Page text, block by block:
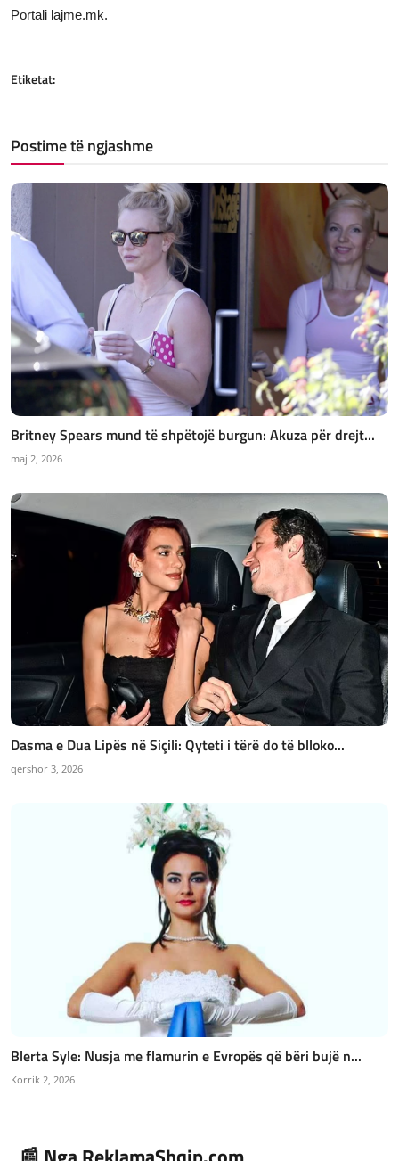
Portali lajme.mk.
Etiketat:
Postime të ngjashme
Britney Spears mund të shpëtojë burgun: Akuza për drejt...
maj 2, 2026
Dasma e Dua Lipës në Siçili: Qyteti i tërë do të blloko...
qershor 3, 2026
Blerta Syle: Nusja me flamurin e Evropës që bëri bujë n...
Korrik 2, 2026